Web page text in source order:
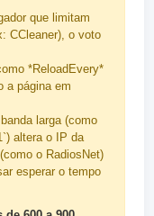
que limitam
CCleaner), o voto
*ReloadEvery*
a página em
larga (como
altera o IP da
o RadiosNet)
esperar o tempo